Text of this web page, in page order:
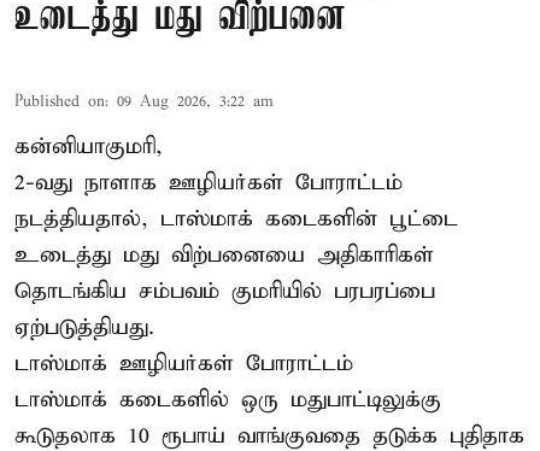
உடைத்து மது விற்பனை
Published on: 09 Aug 2026, 3:22 am
கன்னியாகுமரி,
2-வது நாளாக ஊழியர்கள் போராட்டம்
நடத்தியதால், டாஸ்மாக் கடைகளின் பூட்டை
உடைத்து மது விற்பனையை அதிகாரிகள்
தொடங்கிய சம்பவம் குமரியில் பரபரப்பை
ஏற்படுத்தியது.
டாஸ்மாக் ஊழியர்கள் போராட்டம்
டாஸ்மாக் கடைகளில் ஒரு மதுபாட்டிலுக்கு
கூடுதலாக 10 ரூபாய் வாங்குவதை தடுக்க புதிதாக